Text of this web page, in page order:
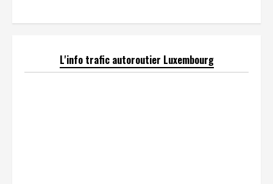
L'info trafic autoroutier Luxembourg